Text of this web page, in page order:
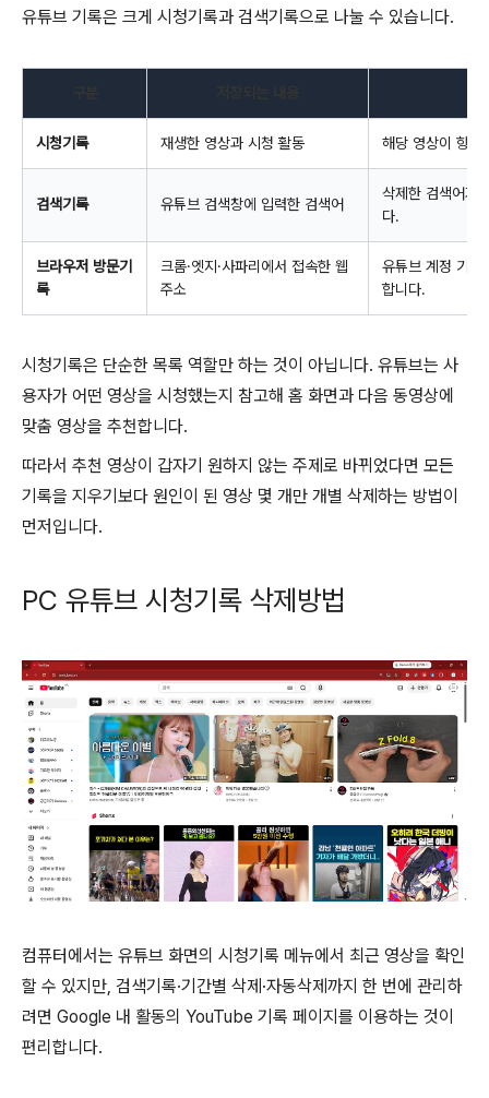
유튜브 기록은 크게 시청기록과 검색기록으로 나눌 수 있습니다.
시청기록 재생한 영상과 시청 활동 해당 영상이 향후
검색기록 유튜브 검색창에 입력한 검색어
삭제한 검색어가
다.
브라우저 방문기
록
크롬·엣지·사파리에서 접속한 웹
주소
유튜브 계정 기록
합니다.
시청기록은 단순한 목록 역할만 하는 것이 아닙니다. 유튜브는 사
용자가 어떤 영상을 시청했는지 참고해 홈 화면과 다음 동영상에
맞춤 영상을 추천합니다.
따라서 추천 영상이 갑자기 원하지 않는 주제로 바뀌었다면 모든
기록을 지우기보다 원인이 된 영상 몇 개만 개별 삭제하는 방법이
먼저입니다.
PC 유튜브 시청기록 삭제방법
컴퓨터에서는 유튜브 화면의 시청기록 메뉴에서 최근 영상을 확인
할 수 있지만, 검색기록·기간별 삭제·자동삭제까지 한 번에 관리하
려면 Google 내 활동의 YouTube 기록 페이지를 이용하는 것이
편리합니다.